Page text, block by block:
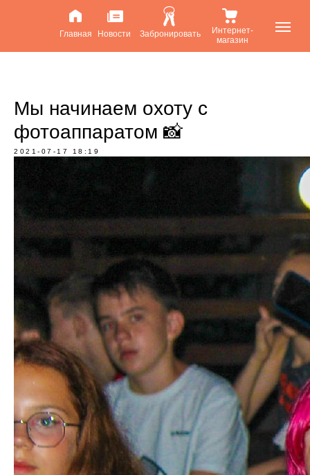
Главная Новости Забронировать
Интернет-
магазин
Мы начинаем охоту с
фотоаппаратом 📸
2021-07-17 18:19